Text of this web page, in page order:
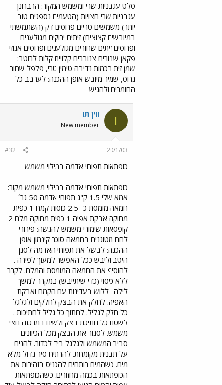
סלט עגבניות שרי ומשמש המקור: הרברונן
עגבניות שרי חצויות (הטעמים נספגים טוב
יותר) משמשים טריים פרוסים דק (השתמשתי
במיובשים קצוצים) זיתים ירוקים מגולענים
ופרוסים זיתים שחורים מגולענים ופרוסים אגוזי
פקאן שבורים צנוברים קלויים קלות לרוטב:
שמן זית בכמות נדיבה טימין טרי, פלפל שחור
גרוס, שמיר מיובש אופן ההכנה: לערבב כל
החומרים ולהגיש
ו ווין תו
New member
20/1/03
#32
כופתאות תפוחי אדמה במילוי משמש
כופתאות תפוחי אדמה במילוי משמש מקור:
אמא שלי 1.5 ק"ג תפוחי אדמה 50 גר´
חמאה מומסת כ- 2.5 כוסות קמח 1 כפית
מחוקה אבקת אפיה 1 כפית מחוקה מלח 2
קופסאות שימורי משמש להגשה: פירורי
לחם מטוגנים בחמאה סוכר קינמון אופן
ההכנה: לבשל את תפוחי האדמה לסנן
היטב וליבש ככל האפשר למעוך לפירה .
להוסיף את החמאה המומסת והמלח. לקרר
ללא כיסוי (כדי שיתייבש) במקרר למשך
לילה . ללוש בעדינות עם הקמח ואבקת
האפיה. לחלק את הבצק לחלקים ולגלגל
כל חלק לגליל. לחתוך כל גליל לחתיכות .
לשטח כל חתיכת בצק ולשים במרכזה חצי
משמש. לסגור את הבצק מכל הכיוונים
סביב המשמש ולגלגל ביד לכדור. להניח
על תבנית מקומחת. להרתיח סיר גדול מלא
מים. כשהמים רותחים להכניס בזהירות את
הכופתאות בכמה מחזורים. כשהכופתאות